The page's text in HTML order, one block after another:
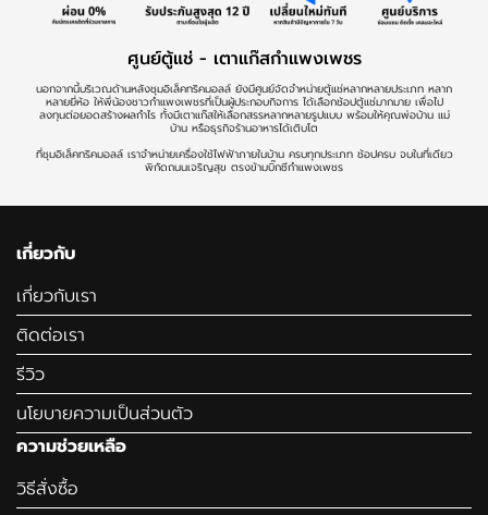
ศูนย์ตู้แช่ - เตาแก๊สกำแพงเพชร
นอกจากนี้บริเวณด้านหลังชุมอิเล็คทริคมอลล์ ยังมีศูนย์จัดจำหน่ายตู้แช่หลากหลายประเภท หลาก
หลายยี่ห้อ ให้พี่น้องชาวกำแพงเพชรที่เป็นผู้ประกอบกิจการ ได้เลือกช้อปตู้แช่มากมาย เพื่อไป
ลงทุนต่อยอดสร้างผลกำไร ทั้งมีเตาแก๊สให้เลือกสรรหลากหลายรูปแบบ พร้อมให้คุณพ่อบ้าน แม่
บ้าน หรือธุรกิจร้านอาหารได้เติบโต
ที่ชุมอิเล็คทริคมอลล์ เราจำหน่ายเครื่องใช้ไฟฟ้าภายในบ้าน ครบทุกประเภท ช้อปครบ จบในที่เดียว
พิกัดถนนเจริญสุข ตรงข้ามบิ๊กซีกำแพงเพชร
เกี่ยวกับ
เกี่ยวกับเรา
ติดต่อเรา
รีวิว
นโยบายความเป็นส่วนตัว
ความช่วยเหลือ
วิธีสั่งซื้อ